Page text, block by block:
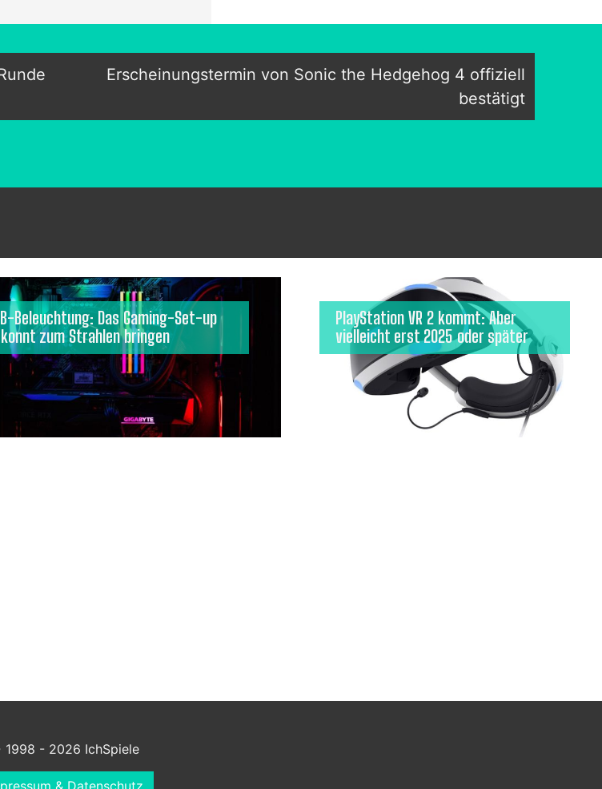
Erscheinungstermin von Sonic the Hedgehog 4 offiziell
bestätigt
Beleuchtung: Das Gaming-Set-up
zum Strahlen bringen
PlayStation VR 2 kommt: Aber
vielleicht erst 2025 oder später
- 2026 IchSpiele
& Datenschutz